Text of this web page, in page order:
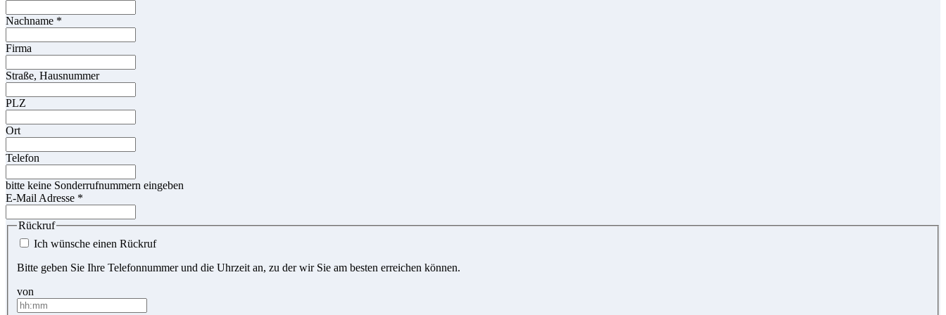
Nachname *
Firma
Straße, Hausnummer
PLZ
Ort
Telefon
bitte keine Sonderrufnummern eingeben
E-Mail Adresse *
Rückruf
Ich wünsche einen Rückruf
Bitte geben Sie Ihre Telefonnummer und die Uhrzeit an, zu der wir Sie am besten erreichen können.
von